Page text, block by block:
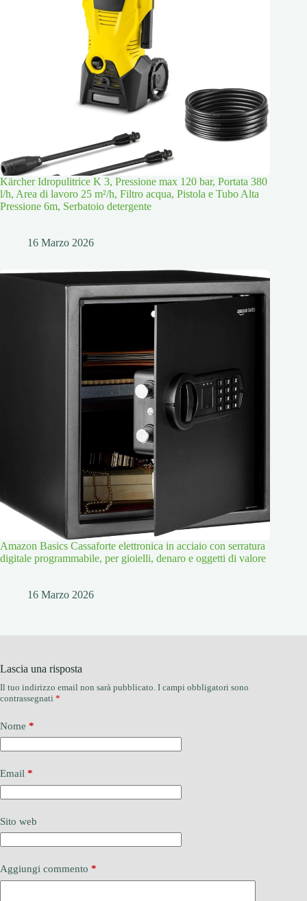
Kärcher Idropulitrice K 3, Pressione max 120 bar, Portata 380
l/h, Area di lavoro 25 m²/h, Filtro acqua, Pistola e Tubo Alta
Pressione 6m, Serbatoio detergente
16 Marzo 2026
Amazon Basics Cassaforte elettronica in acciaio con serratura
digitale programmabile, per gioielli, denaro e oggetti di valore
16 Marzo 2026
Lascia una risposta
Il tuo indirizzo email non sarà pubblicato. I campi obbligatori sono
contrassegnati *
Nome *
Email *
Sito web
Aggiungi commento *